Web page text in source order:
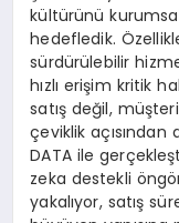
kültürünü
hedefledik.
sürdürülebilir
hızlı erişim kritik
satış değil,
çeviklik açısından
DATA ile
zeka destekli
yakalıyor, satış